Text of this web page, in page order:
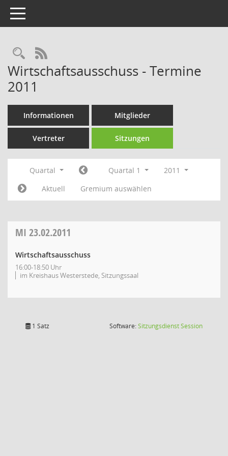
Toggle navigation
Rechercheauswahl
RSS-Feed
Wirtschaftsausschuss - Termine
2011
Informationen Mitglieder
Vertreter Sitzungen
Quartal Quartal 1
2011
Aktuell
Gremium auswählen
MI 23.02.2011
Wirtschaftsausschuss
16:00-18:50 Uhr
im Kreishaus Westerstede, Sitzungssaal
1 Satz Software:SitzungsdienstSession(Wird in